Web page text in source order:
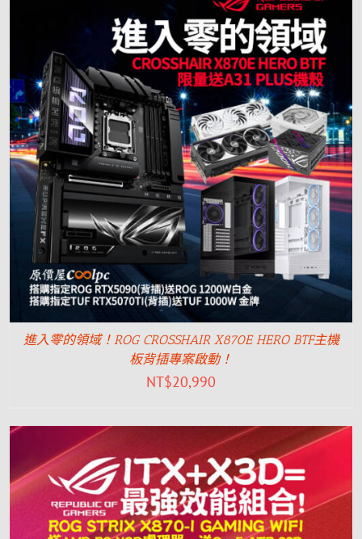
進入零的領域！ROG CROSSHAIR X870E HERO BTF主機
板背插專案啟動！
NT$20,990